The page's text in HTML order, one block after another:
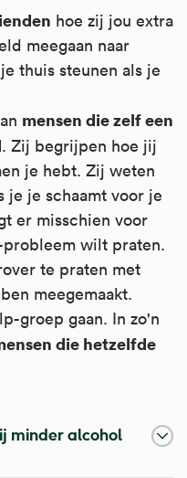
hoe zij jou extra
meegaan naar
thuis steunen als je
mensen die zelf een
. Zij begrijpen hoe jij
je hebt. Zij weten
je je schaamt voor je
er misschien voor
wilt praten.
te praten met
meegemaakt.
groep gaan. In zo'n
die hetzelfde
minder alcohol